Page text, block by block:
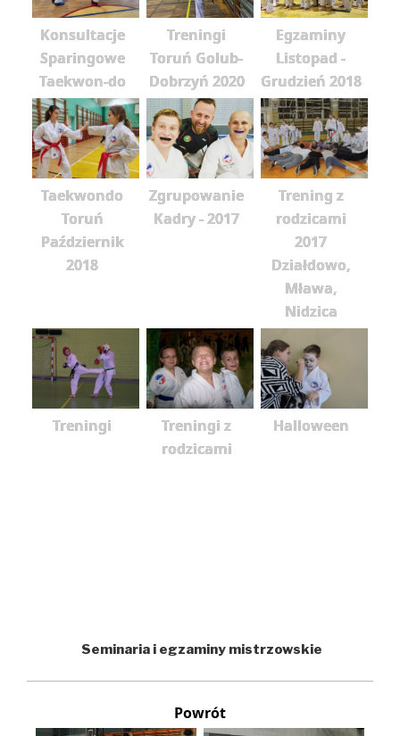
Konsultacje
Sparingowe
Taekwon-do
Treningi
Toruń Golub-
Dobrzyń 2020
Egzaminy
Listopad -
Grudzień 2018
Taekwondo
Toruń
Październik
2018
Zgrupowanie
Kadry - 2017
Trening z
rodzicami
2017
Działdowo,
Mława,
Nidzica
Treningi
Treningi z
rodzicami
Halloween
Seminaria i egzaminy mistrzowskie
Powrót